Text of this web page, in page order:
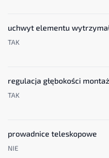
uchwyt elementu
TAK
regulacja głębokości
TAK
prowadnice teleskopowe
NIE